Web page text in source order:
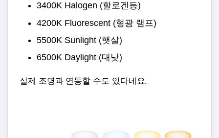
3400K Halogen (할로겐등)
4200K Fluorescent (형광 램프)
5500K Sunlight (햇살)
6500K Daylight (대낮)
실제 조명과 연동할 수도 있다네요.